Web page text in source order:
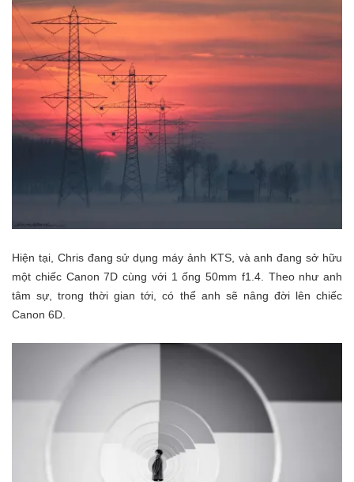
Hiện tại, Chris đang sử dụng máy ảnh KTS, và anh đang sở hữu
một chiếc Canon 7D cùng với 1 ống 50mm f1.4. Theo như anh
tâm sự, trong thời gian tới, có thể anh sẽ nâng đời lên chiếc
Canon 6D.